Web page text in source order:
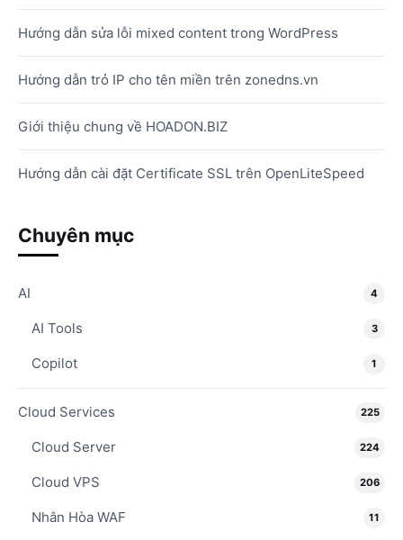
Hướng dẫn sửa lỗi mixed content trong WordPress
Hướng dẫn trỏ IP cho tên miền trên zonedns.vn
Giới thiệu chung về HOADON.BIZ
Hướng dẫn cài đặt Certificate SSL trên OpenLiteSpeed
Chuyên mục
AI 4
AI Tools 3
Copilot 1
Cloud Services 225
Cloud Server 224
Cloud VPS 206
Nhân Hòa WAF 11